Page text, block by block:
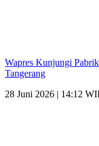
Wapres Kunjungi
Tangerang
28 Juni 2026 | 14:12